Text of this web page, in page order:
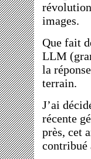
images.
Que fait
LLM
la
terrain.
J’ai
récente
près, cet
contribué